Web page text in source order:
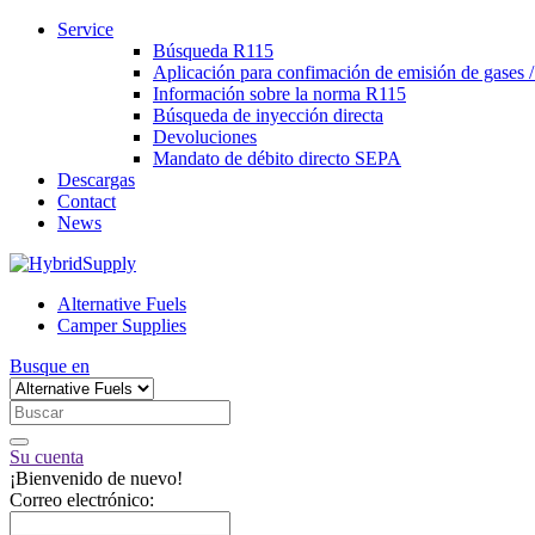
Service
Búsqueda R115
Aplicación para confimación de emisión de gases
Información sobre la norma R115
Búsqueda de inyección directa
Devoluciones
Mandato de débito directo SEPA
Descargas
Contact
News
Alternative Fuels
Camper Supplies
Busque en
Su cuenta
¡Bienvenido de nuevo!
Correo electrónico: